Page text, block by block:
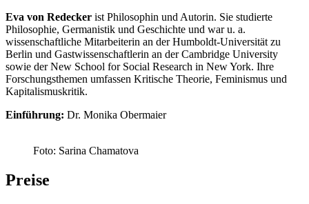
Eva von Redecker ist Philosophin und Autorin. Sie studierte
Philosophie, Germanistik und Geschichte und war u. a.
wissenschaftliche Mitarbeiterin an der Humboldt-Universität zu
Berlin und Gastwissenschaftlerin an der Cambridge University
sowie der New School for Social Research in New York. Ihre
Forschungsthemen umfassen Kritische Theorie, Feminismus und
Kapitalismuskritik.
Einführung: Dr. Monika Obermaier
Foto: Sarina Chamatova
Preise